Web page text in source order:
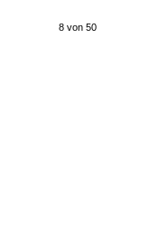
8 von 50